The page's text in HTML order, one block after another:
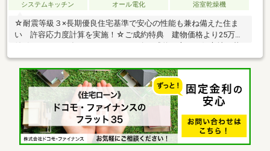
システムキッチン
オール電化 浴室乾燥機
☆耐震等級３×長期優良住宅基準で安心の性能も兼ね備えた住ま
い 許容応力度計算を実施！☆ご成約特典 建物価格より25万円
しやすい住まい≫■保育園徒歩5分♪生活施設充実■プロのコーディ
ネーターによるインテリアコーディネート■全居室収納・エント
ランスクロークなど豊富な収納■カーテン・照明・エアコン・食
洗機付！≪石友ホームグループならではの安心安全な家づくり
≫■注文住宅を19000棟以上手がけた実績のある石友ホームグルー
プの「インカムハウス」■設計・施工・販売・アフターまで自社
一貫体制、アフターフォローも充実